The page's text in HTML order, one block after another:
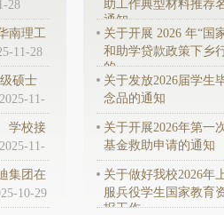
28
南理工
11-28
硕士
2025-11-
学校接
2025-11-
集团在
10-29
助工作典型材料推荐
通知
关于开展 2026 年“国
和助学贷款政策下乡
的...
关于发放2026届学生
念品的通知
关于开展2026年第一
基金救助申请的通知
关于做好我校2026年
服兵役学生国家教育
报工作...